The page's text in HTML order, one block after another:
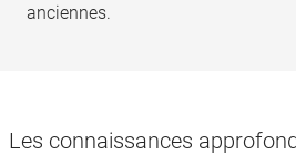
anciennes.
Les connaissances